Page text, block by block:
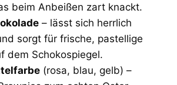
beim Anbeißen zart knackt.
– lässt sich herrlich
sorgt für frische, pastellige
dem Schokospiegel.
(rosa, blau, gelb) –